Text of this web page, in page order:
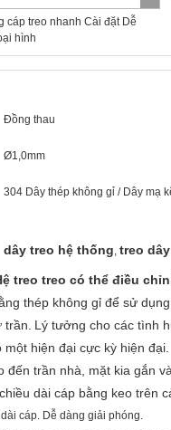
cáp treo nhanh Cài đặt Dễ
hình
Đồng thau
Ø1,0mm
304 Dây thép không gỉ / Dây mạ
dây treo hệ thống, treo
treo treo có thể điều
thép không gỉ để sử
Lý tưởng cho các tình
hiện đại cực kỳ hiện đại.
đến trần nhà, mặt kia gắn
dài cáp bằng keo trên
cáp. Dễ dàng giải phóng.